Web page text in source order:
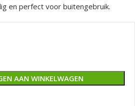
en perfect voor buitengebruik.
AAN WINKELWAGEN